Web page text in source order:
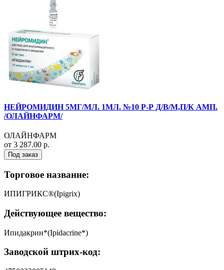
НЕЙРОМИДИН 5МГ/МЛ. 1МЛ. №10 Р-Р Д/В/М,П/К АМП.
/ОЛАЙНФАРМ/
ОЛАЙНФАРМ
от 3 287.00 р.
Под заказ
Торговое название:
ИПИГРИКС®(Ipigrix)
Действующее вещество:
Ипидакрин*(Ipidacrine*)
Заводской штрих-код: